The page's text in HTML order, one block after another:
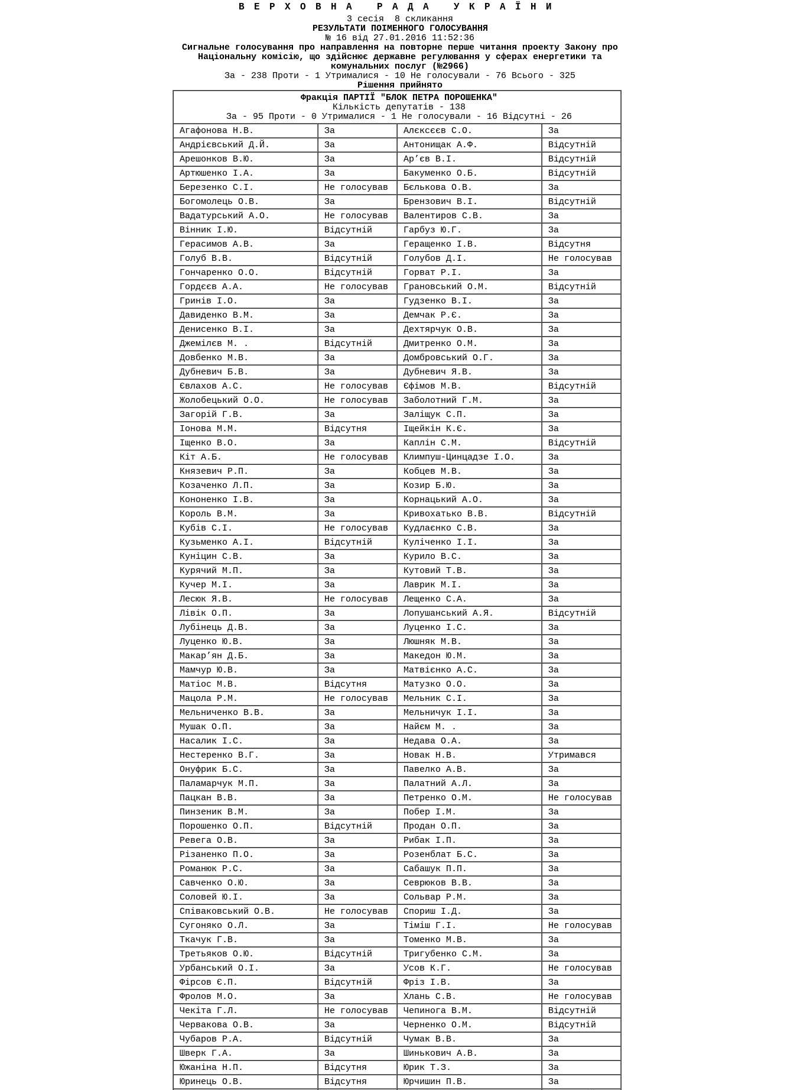
ВЕРХОВНА РАДА УКРАЇНИ
3 сесія 8 скликання
РЕЗУЛЬТАТИ ПОІМЕННОГО ГОЛОСУВАННЯ
№ 16 від 27.01.2016 11:52:36
Сигнальне голосування про направлення на повторне перше читання проекту Закону про
Національну комісію, що здійснює державне регулювання у сферах енергетики та
комунальних послуг (№2966)
За - 238 Проти - 1 Утрималися - 10 Не голосували - 76 Всього - 325
Рішення прийнято
Фракція ПАРТІЇ "БЛОК ПЕТРА ПОРОШЕНКА"
Кількість депутатів - 138
За - 95 Проти - 0 Утрималися - 1 Не голосували - 16 Відсутні - 26
Агафонова Н.В.
За Алєксєєв С.О.
За
Андрієвський Д.Й.
За Антонищак А.Ф.
Відсутній
Арешонков В.Ю.
За Ар’єв В.І.
Відсутній
Артюшенко І.А.
За Бакуменко О.Б.
Відсутній
Березенко С.І.
Не голосував Бєлькова О.В.
За
Богомолець О.В.
За Брензович В.І.
Відсутній
Вадатурський А.О.
Не голосував Валентиров С.В.
За
Вінник І.Ю.
Відсутній Гарбуз Ю.Г.
За
Герасимов А.В.
За Геращенко І.В.
Відсутня
Голуб В.В.
Відсутній Голубов Д.І.
Не голосував
Гончаренко О.О.
Відсутній Горват Р.І.
За
Гордєєв А.А.
Не голосував Грановський О.М.
Відсутній
Гринів І.О.
За Гудзенко В.І.
За
Давиденко В.М.
За Демчак Р.Є.
За
Денисенко В.І.
За Дехтярчук О.В.
За
Джемілєв М. .
Відсутній Дмитренко О.М.
За
Довбенко М.В.
За Домбровський О.Г.
За
Дубневич Б.В.
За Дубневич Я.В.
За
Євлахов А.С.
Не голосував Єфімов М.В.
Відсутній
Жолобецький О.О.
Не голосував Заболотний Г.М.
За
Загорій Г.В.
За Заліщук С.П.
За
Іонова М.М.
Відсутня Іщейкін К.Є.
За
Іщенко В.О.
За Каплін С.М.
Відсутній
Кіт А.Б.
Не голосував Климпуш-Цинцадзе І.О.
За
Князевич Р.П.
За Кобцев М.В.
За
Козаченко Л.П.
За Козир Б.Ю.
За
Кононенко І.В.
За Корнацький А.О.
За
Король В.М.
За Кривохатько В.В.
Відсутній
Кубів С.І.
Не голосував Кудлаєнко С.В.
За
Кузьменко А.І.
Відсутній Куліченко І.І.
За
Куніцин С.В.
За Курило В.С.
За
Курячий М.П.
За Кутовий Т.В.
За
Кучер М.І.
За Лаврик М.І.
За
Лесюк Я.В.
Не голосував Лещенко С.А.
За
Лівік О.П.
За Лопушанський А.Я.
Відсутній
Лубінець Д.В.
За Луценко І.С.
За
Луценко Ю.В.
За Люшняк М.В.
За
Макар’ян Д.Б.
За Македон Ю.М.
За
Мамчур Ю.В.
За Матвієнко А.С.
За
Матіос М.В.
Відсутня Матузко О.О.
За
Мацола Р.М.
Не голосував Мельник С.І.
За
Мельниченко В.В.
За Мельничук І.І.
За
Мушак О.П.
За Найєм М. .
За
Насалик І.С.
За Недава О.А.
За
Нестеренко В.Г.
За Новак Н.В.
Утримався
Онуфрик Б.С.
За Павелко А.В.
За
Паламарчук М.П.
За Палатний А.Л.
За
Пацкан В.В.
За Петренко О.М.
Не голосував
Пинзеник В.М.
За Побер І.М.
За
Порошенко О.П.
Відсутній Продан О.П.
За
Ревега О.В.
За Рибак І.П.
За
Різаненко П.О.
За Розенблат Б.С.
За
Романюк Р.С.
За Сабашук П.П.
За
Савченко О.Ю.
За Севрюков В.В.
За
Соловей Ю.І.
За Сольвар Р.М.
За
Співаковський О.В.
Не голосував Спориш І.Д.
За
Сугоняко О.Л.
За Тіміш Г.І.
Не голосував
Ткачук Г.В.
За Томенко М.В.
За
Третьяков О.Ю.
Відсутній Тригубенко С.М.
За
Урбанський О.І.
За Усов К.Г.
Не голосував
Фірсов Є.П.
Відсутній Фріз І.В.
За
Фролов М.О.
За Хлань С.В.
Не голосував
Чекіта Г.Л.
Не голосував Чепинога В.М.
Відсутній
Червакова О.В.
За Черненко О.М.
Відсутній
Чубаров Р.А.
Відсутній Чумак В.В.
За
Шверк Г.А.
За Шинькович А.В.
За
Южаніна Н.П.
Відсутня Юрик Т.З.
За
Юринець О.В.
Відсутня Юрчишин П.В.
За